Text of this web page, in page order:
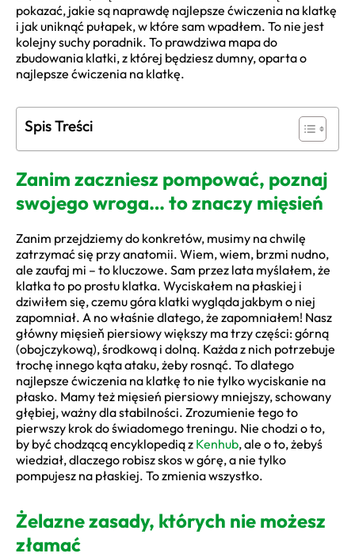
pokazać, jakie są naprawdę najlepsze ćwiczenia na klatkę
i jak uniknąć pułapek, w które sam wpadłem. To nie jest
kolejny suchy poradnik. To prawdziwa mapa do
zbudowania klatki, z której będziesz dumny, oparta o
najlepsze ćwiczenia na klatkę.
Spis Treści
Zanim zaczniesz pompować, poznaj
swojego wroga… to znaczy mięsień
Zanim przejdziemy do konkretów, musimy na chwilę
zatrzymać się przy anatomii. Wiem, wiem, brzmi nudno,
ale zaufaj mi – to kluczowe. Sam przez lata myślałem, że
klatka to po prostu klatka. Wyciskałem na płaskiej i
dziwiłem się, czemu góra klatki wygląda jakbym o niej
zapomniał. A no właśnie dlatego, że zapomniałem! Nasz
główny mięsieň piersiowy większy ma trzy części: górną
(obojczykową), środkową i dolną. Każda z nich potrzebuje
trochę innego kąta ataku, żeby rosnąć. To dlatego
najlepsze ćwiczenia na klatkę to nie tylko wyciskanie na
płasko. Mamy też mięsień piersiowy mniejszy, schowany
głębiej, ważny dla stabilności. Zrozumienie tego to
pierwszy krok do świadomego treningu. Nie chodzi o to,
by być chodzącą encyklopedią z Kenhub, ale o to, żebyś
wiedział, dlaczego robisz skos w górę, a nie tylko
pompujesz na płaskiej. To zmienia wszystko.
Żelazne zasady, których nie możesz
złamać